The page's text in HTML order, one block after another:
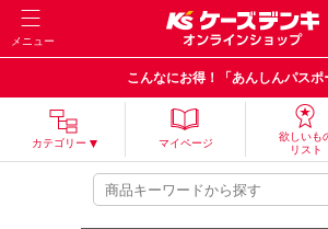
メニュー
こんなにお得！「あんしんパスポ
カテゴリー マイページ
欲しいも
リスト